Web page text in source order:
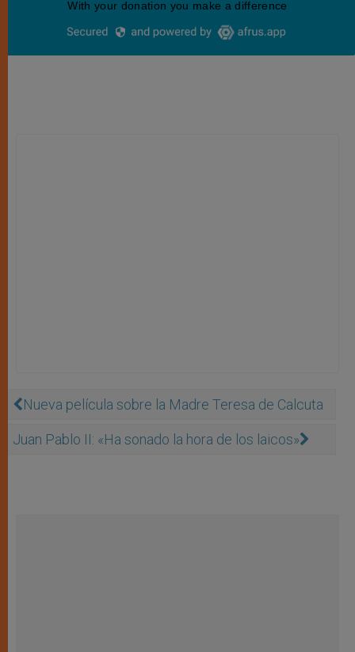
Nueva película sobre la Madre Teresa de Calcuta
Juan Pablo II: «Ha sonado la hora de los laicos»